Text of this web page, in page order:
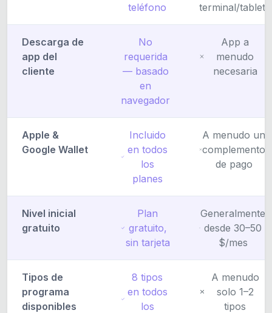
teléfono
terminal/tablet
Descarga de
app del
cliente
No
requerida
— basado
en
navegador
App a
menudo
necesaria
Apple &
Google Wallet
Incluido
en todos
los
planes
A menudo un
complemento
de pago
Nivel inicial
gratuito
Plan
gratuito,
sin tarjeta
Generalmente
desde 30–50
$/mes
Tipos de
programa
disponibles
8 tipos
en todos
los
A menudo
solo 1–2
tipos